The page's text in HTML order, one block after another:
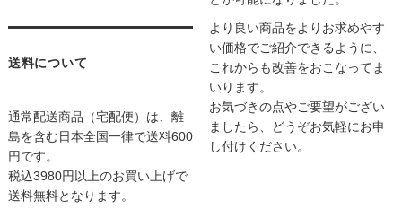
送料について
通常配送商品（宅配便）は、離
島を含む日本全国一律で送料600
円です。
税込3980円以上のお買い上げで
送料無料となります。
より良い商品をよりお求めやす
い価格でご紹介できるように、
これからも改善をおこなってま
いります。
お気づきの点やご要望がござい
ましたら、どうぞお気軽にお申
し付けください。